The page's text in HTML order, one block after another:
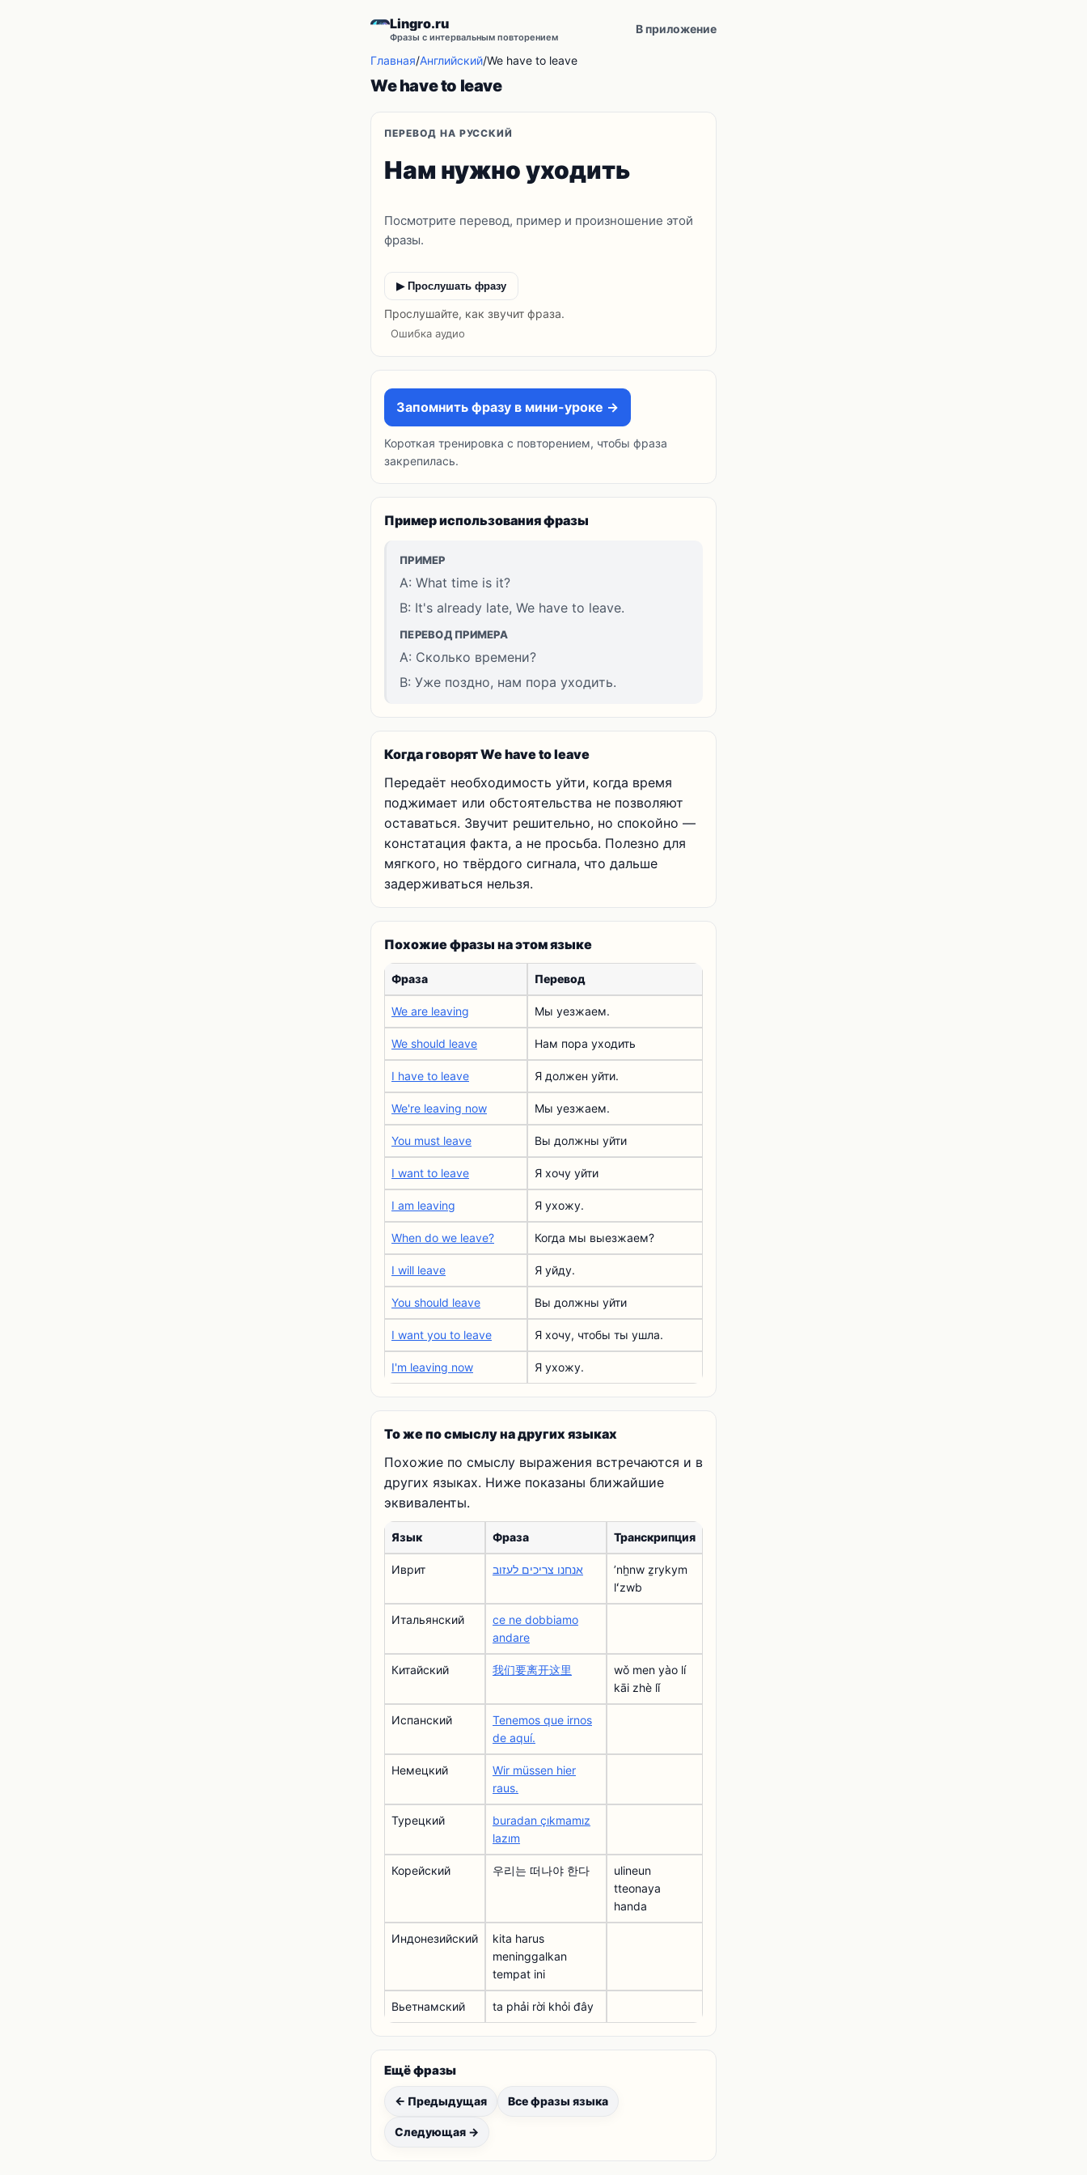
Lingro.ru
Фразы с интервальным повторением
В приложение
Главная/Английский/We have to leave
We have to leave
ПЕРЕВОД НА РУССКИЙ
Нам нужно уходить
Посмотрите перевод, пример и произношение этой
фразы.
▶ Прослушать фразу
Прослушайте, как звучит фраза.
Ошибка аудио
Запомнить фразу в мини-уроке →
Короткая тренировка с повторением, чтобы фраза
закрепилась.
Пример использования фразы
ПРИМЕР
A: What time is it?
B: It's already late, We have to leave.
ПЕРЕВОД ПРИМЕРА
A: Сколько времени?
B: Уже поздно, нам пора уходить.
Когда говорят We have to leave
Передаёт необходимость уйти, когда время
поджимает или обстоятельства не позволяют
оставаться. Звучит решительно, но спокойно —
констатация факта, а не просьба. Полезно для
мягкого, но твёрдого сигнала, что дальше
задерживаться нельзя.
Похожие фразы на этом языке
Фраза Перевод
We are leaving Мы уезжаем.
We should leave Нам пора уходить
I have to leave Я должен уйти.
We're leaving now Мы уезжаем.
You must leave Вы должны уйти
I want to leave Я хочу уйти
I am leaving Я ухожу.
When do we leave? Когда мы выезжаем?
I will leave Я уйду.
You should leave Вы должны уйти
I want you to leave Я хочу, чтобы ты ушла.
I'm leaving now Я ухожу.
То же по смыслу на других языках
Похожие по смыслу выражения встречаются и в
других языках. Ниже показаны ближайшие
эквиваленты.
Язык Фраза Транскрипция
Иврит אנחנו צריכים לעזוב
ʼnẖnw ẕrykym
lʻzwb
Итальянский
ce ne dobbiamo
andare
Китайский 我们要离开这里
wǒ men yào lí
kāi zhè lǐ
Испанский
Tenemos que irnos
de aquí.
Немецкий
Wir müssen hier
raus.
Турецкий
buradan çıkmamız
lazım
Корейский 우리는 떠나야 한다
ulineun
tteonaya
handa
Индонезийский
kita harus
meninggalkan
tempat ini
Вьетнамский ta phải rời khỏi đây
Ещё фразы
← Предыдущая Все фразы языка
Следующая →